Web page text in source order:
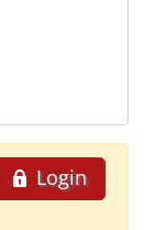
Login